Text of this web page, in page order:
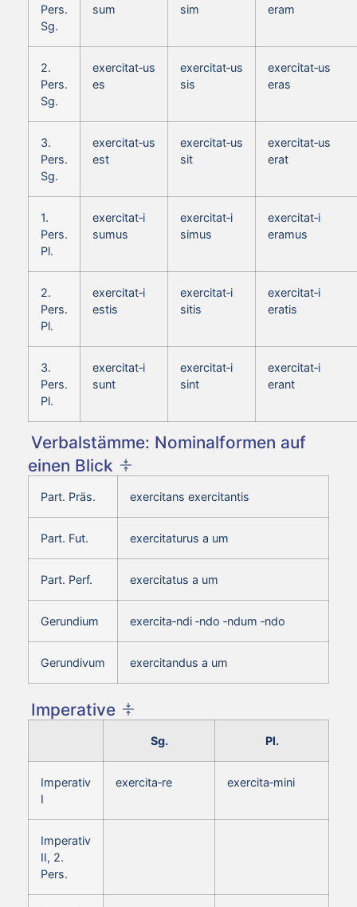
Pers.
Sg.
sum
sim
eram
2.
Pers.
Sg.
exercitat‑us
es
exercitat‑us
sis
exercitat‑us
eras
3.
Pers.
Sg.
exercitat‑us
est
exercitat‑us
sit
exercitat‑us
erat
1.
Pers.
Pl.
exercitat‑i
sumus
exercitat‑i
simus
exercitat‑i
eramus
2.
Pers.
Pl.
exercitat‑i
estis
exercitat‑i
sitis
exercitat‑i
eratis
3.
Pers.
Pl.
exercitat‑i
sunt
exercitat‑i
sint
exercitat‑i
erant
Verbalstämme: Nominalformen auf
einen Blick
Part. Präs. exercitans exercitantis
Part. Fut. exercitaturus a um
Part. Perf. exercitatus a um
Gerundium exercita‑ndi ‑ndo ‑ndum ‑ndo
Gerundivum exercitandus a um
Imperative
Sg. Pl.
Imperativ
I
exercita‑re exercita‑mini
Imperativ
II, 2.
Pers.